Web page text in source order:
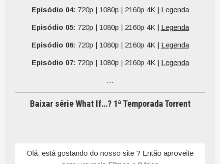
Episódio 04: 720p | 1080p | 2160p 4K | Legenda
Episódio 05: 720p | 1080p | 2160p 4K | Legenda
Episódio 06: 720p | 1080p | 2160p 4K | Legenda
Episódio 07: 720p | 1080p | 2160p 4K | Legenda
…
Baixar série What If…? 1ª Temporada Torrent
Olá, está gostando do nosso site ? Então aproveite